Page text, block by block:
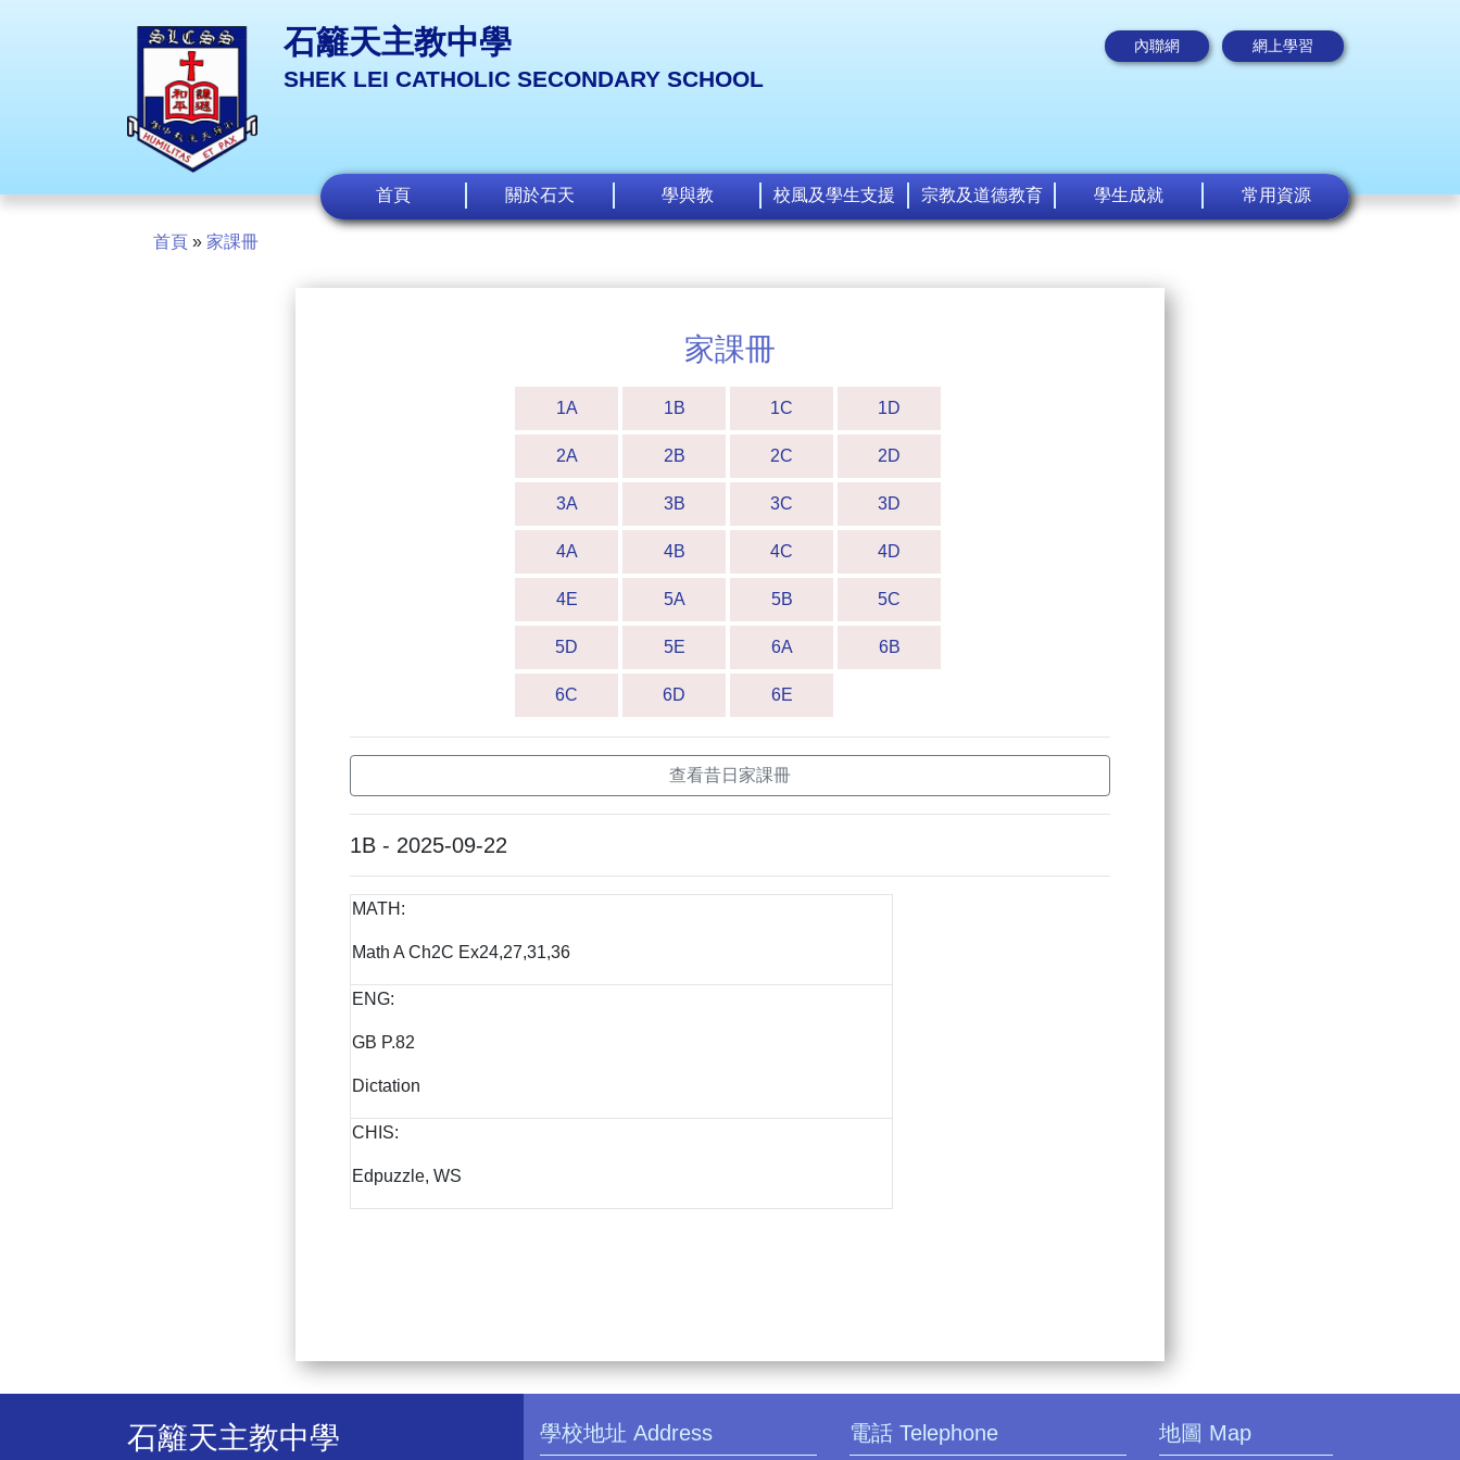
石籬天主教中學
SHEK LEI CATHOLIC SECONDARY SCHOOL
內聯網 網上學習
首頁 關於石天 學與教 校風及學生支援 宗教及道德教育 學生成就 常用資源
首頁 » 家課冊
家課冊
1A 1B 1C 1D
2A 2B 2C 2D
3A 3B 3C 3D
4A 4B 4C 4D
4E 5A 5B 5C
5D 5E 6A 6B
6C 6D 6E
查看昔日家課冊
1B - 2025-09-22
MATH:
Math A Ch2C Ex24,27,31,36
ENG:
GB P.82
Dictation
CHIS:
Edpuzzle, WS
石籬天主教中學 學校地址 Address 電話 Telephone 地圖 Map